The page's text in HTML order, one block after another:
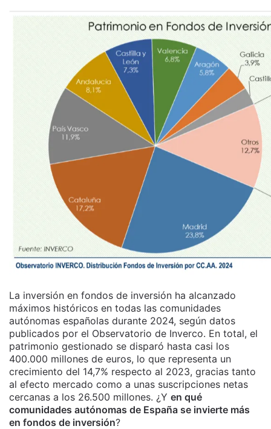
La inversión en fondos de inversión ha alcanzado
máximos históricos en todas las comunidades
autónomas españolas durante 2024, según datos
publicados por el Observatorio de Inverco. En total, el
patrimonio gestionado se disparó hasta casi los
400.000 millones de euros, lo que representa un
crecimiento del 14,7% respecto al 2023, gracias tanto
al efecto mercado como a unas suscripciones netas
cercanas a los 26.500 millones. ¿Y en qué
comunidades autónomas de España se invierte más
en fondos de inversión?